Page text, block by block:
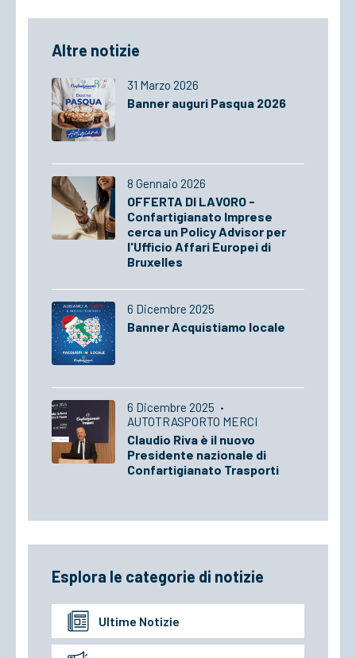
Altre notizie
31 Marzo 2026
Banner auguri Pasqua 2026
8 Gennaio 2026
OFFERTA DI LAVORO -
Confartigianato Imprese
cerca un Policy Advisor per
l'Ufficio Affari Europei di
Bruxelles
6 Dicembre 2025
Banner Acquistiamo locale
6 Dicembre 2025 ·
AUTOTRASPORTO MERCI
Claudio Riva è il nuovo
Presidente nazionale di
Confartigianato Trasporti
Esplora le categorie di notizie
Ultime Notizie